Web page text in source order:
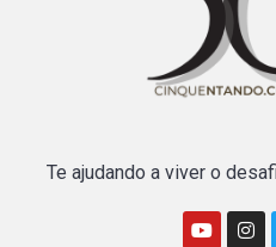
Te ajudando a viver o